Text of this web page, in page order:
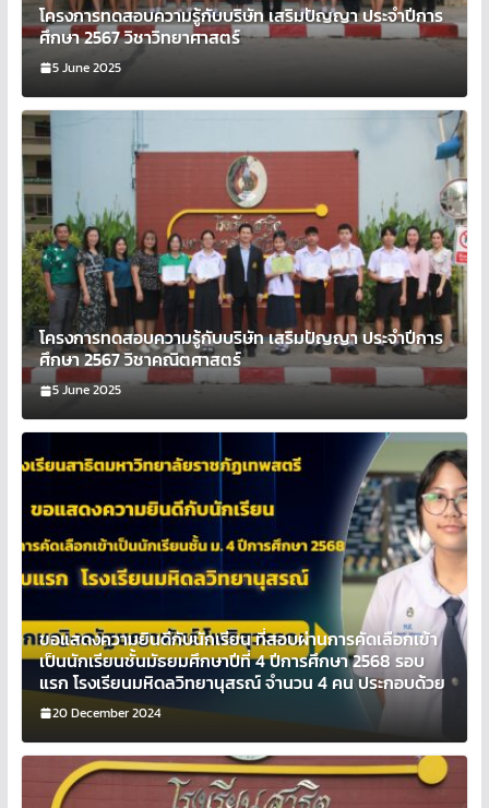
โครงการทดสอบความรู้กับบริษัท เสริมปัญญา ประจำปีการ
ศึกษา 2567 วิชาวิทยาศาสตร์
5 June 2025
โครงการทดสอบความรู้กับบริษัท เสริมปัญญา ประจำปีการ
ศึกษา 2567 วิชาคณิตศาสตร์
5 June 2025
ขอแสดงความยินดีกับนักเรียน ที่สอบผ่านการคัดเลือกเข้า
เป็นนักเรียนชั้นมัธยมศึกษาปีที่ 4 ปีการศึกษา 2568 รอบ
แรก โรงเรียนมหิดลวิทยานุสรณ์ จำนวน 4 คน ประกอบด้วย
20 December 2024